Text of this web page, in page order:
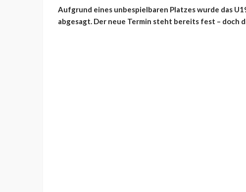
Aufgrund eines unbespielbaren Platzes wurde das
abgesagt. Der neue Termin steht bereits fest – doch